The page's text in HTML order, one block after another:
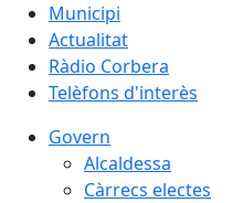
Municipi
Actualitat
Ràdio Corbera
Telèfons d'interès
Govern
Alcaldessa
Càrrecs electes